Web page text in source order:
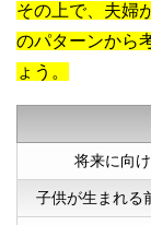
その上で、夫婦
のパターンから
ょう。
将来に向
子供が生まれる